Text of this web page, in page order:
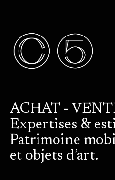
ACHAT -
Expertises &
Patrimoine
et objets d’art.